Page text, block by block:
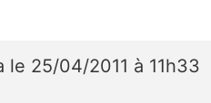
le 25/04/2011 à 11h33